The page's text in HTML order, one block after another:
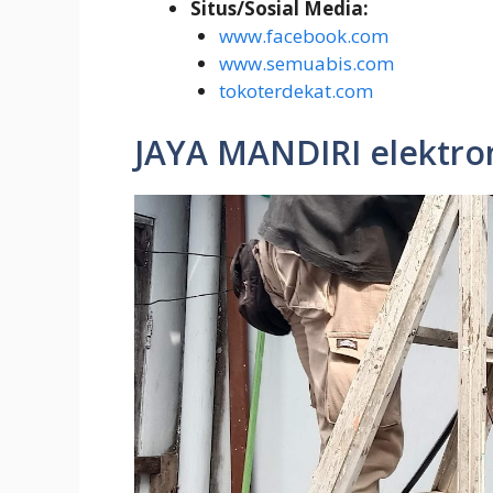
Situs/Sosial Media:
www.facebook.com
www.semuabis.com
tokoterdekat.com
JAYA MANDIRI